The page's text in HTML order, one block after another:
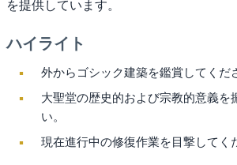
を提供しています。
ハイライト
外からゴシック建築を鑑賞してくだ
大聖堂の歴史的および宗教的意義を
い。
現在進行中の修復作業を目撃してく